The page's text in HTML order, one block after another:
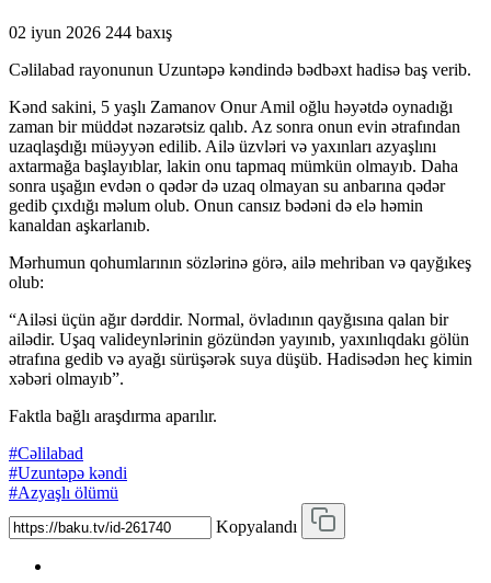
02 iyun 2026 244 baxış
Cəlilabad rayonunun Uzuntəpə kəndində bədbəxt hadisə baş verib.
Kənd sakini, 5 yaşlı Zamanov Onur Amil oğlu həyətdə oynadığı
zaman bir müddət nəzarətsiz qalıb. Az sonra onun evin ətrafından
uzaqlaşdığı müəyyən edilib. Ailə üzvləri və yaxınları azyaşlını
axtarmağa başlayıblar, lakin onu tapmaq mümkün olmayıb. Daha
sonra uşağın evdən o qədər də uzaq olmayan su anbarına qədər
gedib çıxdığı məlum olub. Onun cansız bədəni də elə həmin
kanaldan aşkarlanıb.
Mərhumun qohumlarının sözlərinə görə, ailə mehriban və qayğıkeş
olub:
“Ailəsi üçün ağır dərddir. Normal, övladının qayğısına qalan bir
ailədir. Uşaq valideynlərinin gözündən yayınıb, yaxınlıqdakı gölün
ətrafına gedib və ayağı sürüşərək suya düşüb. Hadisədən heç kimin
xəbəri olmayıb”.
Faktla bağlı araşdırma aparılır.
#Cəlilabad
#Uzuntəpə kəndi
#Azyaşlı ölümü
Kopyalandı